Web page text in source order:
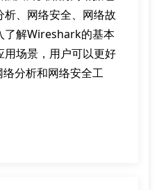
、网络安全、网络故
了解Wireshark的基本
场景，用户可以更好
分析和网络安全工